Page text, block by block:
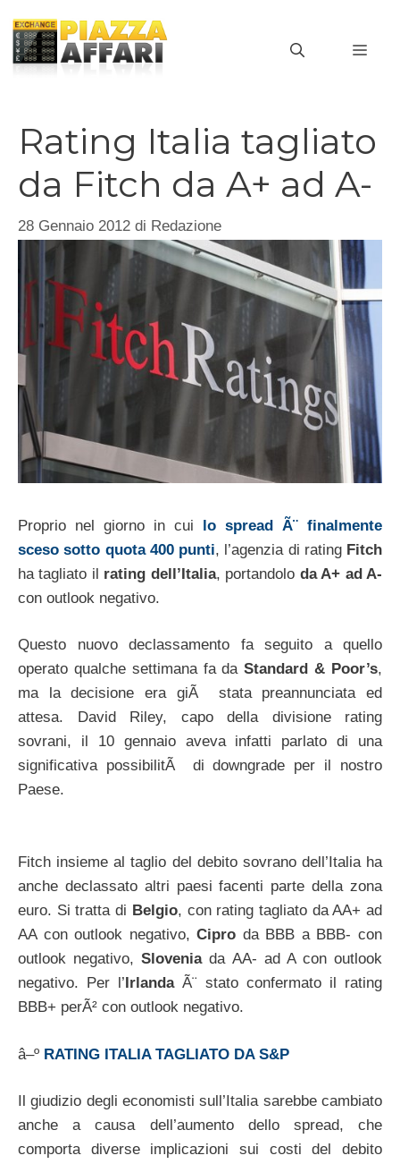
contenuto
Rating Italia tagliato
da Fitch da A+ ad A-
28 Gennaio 2012 di Redazione
Proprio nel giorno in cui lo spread Ã¨ finalmente
sceso sotto quota 400 punti, l’agenzia di rating Fitch
ha tagliato il rating dell’Italia, portandolo da A+ ad A-
con outlook negativo.
Questo nuovo declassamento fa seguito a quello
operato qualche settimana fa daStandard & Poor’s,
ma la decisione era giÃ stata preannunciata ed
attesa. David Riley, capo della divisione rating
sovrani, il 10 gennaio aveva infatti parlato di una
significativa possibilitÃ di downgrade per il nostro
Paese.
Fitch insieme al taglio del debito sovrano dell’Italia ha
anche declassato altri paesi facenti parte della zona
euro. Si tratta di Belgio, con rating tagliato da AA+ ad
AA con outlook negativo,Cipro da BBB a BBB- con
outlook negativo,Sloveniada AA- ad A con outlook
negativo. Per l’IrlandaÃ¨ stato confermato il rating
BBB+ perÃ² con outlook negativo.
â–º RATING ITALIA TAGLIATO DA S&P
Il giudizio degli economisti sull’Italia sarebbe cambiato
anche a causa dell’aumento dello spread, che
comporta diverse implicazioni sui costi del debito